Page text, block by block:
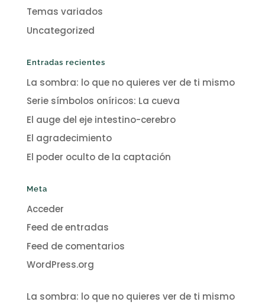
Temas variados
Uncategorized
Entradas recientes
La sombra: lo que no quieres ver de ti mismo
Serie símbolos oníricos: La cueva
El auge del eje intestino-cerebro
El agradecimiento
El poder oculto de la captación
Meta
Acceder
Feed de entradas
Feed de comentarios
WordPress.org
La sombra: lo que no quieres ver de ti mismo